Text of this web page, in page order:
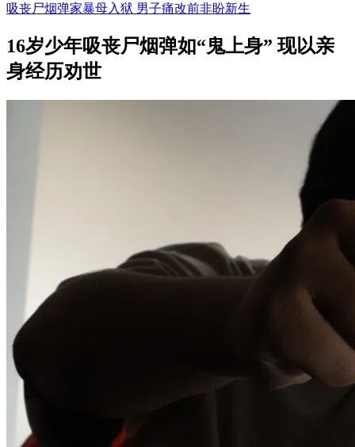
吸丧尸烟弹家暴母入狱 男子痛改前非盼新生
16岁少年吸丧尸烟弹如“鬼上身” 现以亲
身经历劝世